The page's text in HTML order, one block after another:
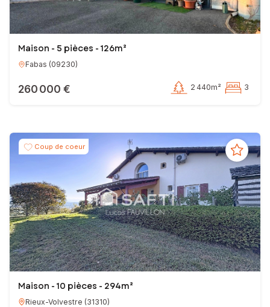
Maison - 5 pièces - 126m²
Fabas (09230)
260 000 € 2 440m² 3
Coup de coeur
Maison - 10 pièces - 294m²
Rieux-Volvestre (31310)